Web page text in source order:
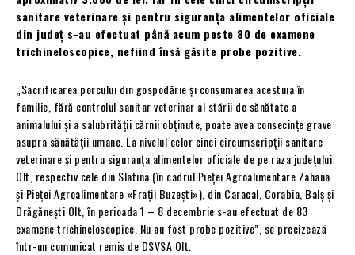
sanitare veterinare și pentru siguranța alimentelor oficiale
din județ s-au efectuat până acum peste 80 de examene
trichineloscopice, nefiind însă găsite probe pozitive.
„Sacrificarea porcului din gospodărie şi consumarea acestuia în
familie, fără controlul sanitar veterinar al stării de sănătate a
animalului şi a salubrităţii cărnii obţinute, poate avea consecinţe grave
asupra sănătății umane. La nivelul celor cinci circumscripții sanitare
veterinare și pentru siguranța alimentelor oficiale de pe raza județului
Olt, respectiv cele din Slatina (în cadrul Pieței Agroalimentare Zahana
și Pieței Agroalimentare «Frații Buzești»), din Caracal, Corabia, Balș și
Drăgănești Olt, în perioada 1 – 8 decembrie s-au efectuat de 83
examene trichineloscopice. Nu au fost probe pozitive”, se precizează
într-un comunicat remis de DSVSA Olt.